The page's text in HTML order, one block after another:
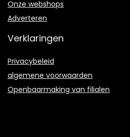
Onze webshops
Adverteren
Verklaringen
Privacybeleid
algemene voorwaarden
Openbaarmaking van filialen